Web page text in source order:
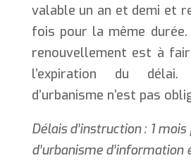
valable un an et demi et
fois pour la même durée.
renouvellement est à
l’expiration du
d’urbanisme n’est pas
Délais d’instruction : 1
d’urbanisme